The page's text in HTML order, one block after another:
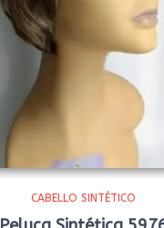
CABELLO SINTÉTICO